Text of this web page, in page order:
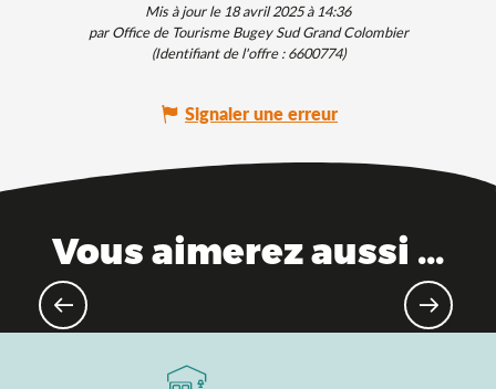
Mis à jour le 18 avril 2025 à 14:36
par Office de Tourisme Bugey Sud Grand Colombier
(Identifiant de l'offre :6600774)
Signaler une erreur
Vous aimerez aussi ...